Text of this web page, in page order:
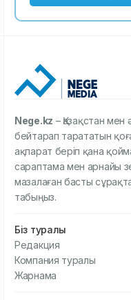
Nege.kz – Қазақстан
бейтарап тарататын
ақпарат беріп қана
сараптама мен арнайы
мазалаған басты
табыңыз.
Біз туралы
Редакция
Компания туралы
Жарнама